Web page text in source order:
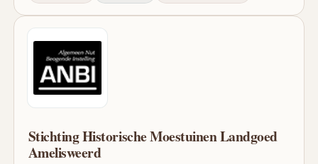
Stichting Historische Moestuinen Landgoed
Amelisweerd